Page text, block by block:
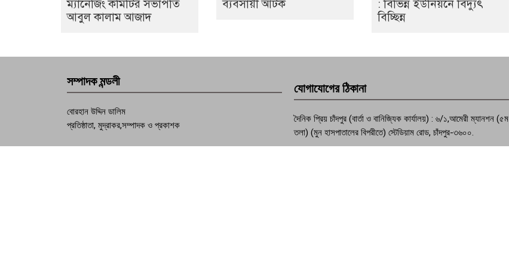
ম্যানেজিং কমিটির সভাপতি
আবুল কালাম আজাদ
ব্যবসায়ী আটক
: বিভিন্ন ইউনিয়নে বিদ্যুৎ
বিচ্ছিন্ন
সম্পাদক মন্ডলী
বোরহান উদ্দিন ডালিম
প্রতিষ্ঠাতা, মুদ্রাকর,সম্পাদক ও প্রকাশক
যোগাযোগের ঠিকানা
দৈনিক প্রিয় চাঁদপুর (বার্তা ও বানিজ্যিক কার্যালয়) : ৬/১,আমেরী ম্যানশন (৫ম
তলা) (মুন হাসপাতালের বিপরীতে) স্টেডিয়াম রোড, চাঁদপুর-৩৬০০.